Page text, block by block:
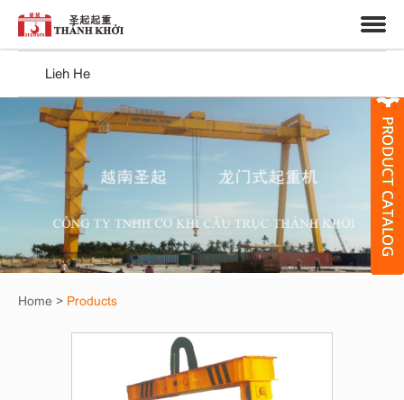
Trung tâm
Lieh He
Home > Products